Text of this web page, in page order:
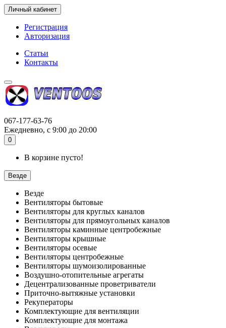
Личный кабинет
Регистрация
Авторизация
Статьи
Контакты
067-177-63-76
Ежедневно, с 9:00 до 20:00
0
В корзине пусто!
Везде
Везде
Вентиляторы бытовые
Вентиляторы для круглых каналов
Вентиляторы для прямоугольных каналов
Вентиляторы каминные центробежные
Вентиляторы крышные
Вентиляторы осевые
Вентиляторы центробежные
Вентиляторы шумоизолированные
Воздушно-отопительные агрегаты
Децентрализованные проветриватели
Приточно-вытяжные установки
Рекуператоры
Комплектующие для вентиляции
Комплектующие для монтажа